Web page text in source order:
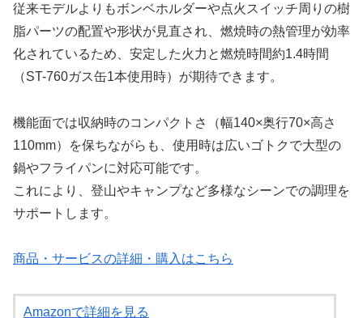
従来モデルよりもボンベホルダーや点火スイッチ周りの樹
脂パーツの配置や形状が見直され、燃焼時の熱管理が効率
化されているため、安定した火力と燃焼時間約1.4時間
（ST-760ガス缶1本使用時）が期待できます。
機能面では収納時のコンパクトさ（幅140×奥行70×高さ
110mm）を保ちながらも、使用時は広いゴトクで大型の
鍋やフライパンに対応可能です。
これにより、登山やキャンプなど多様なシーンでの調理を
サポートします。
商品・サービスの詳細・購入はこちら
Amazonで詳細を見る